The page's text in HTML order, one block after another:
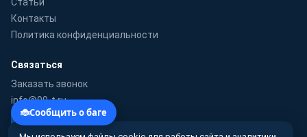
Контакты
Политика конфиденциальности
Связаться
Заказать звонок
info@99-t.ru
WhatsApp